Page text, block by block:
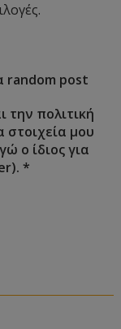
random post
την πολιτική
μου
ο ίδιος για
*